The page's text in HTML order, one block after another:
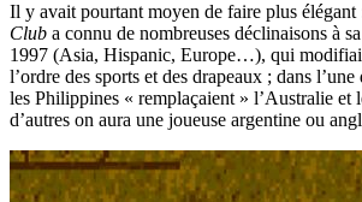
Il y avait pourtant moyen de faire plus élégant
Club a connu de nombreuses déclinaisons à
1997 (Asia, Hispanic, Europe…), qui
l’ordre des sports et des drapeaux ; dans
les Philippines « remplaçaient » l’Australie et
d’autres on aura une joueuse argentine ou